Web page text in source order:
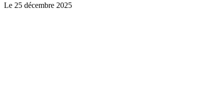
Le 25 décembre 2025